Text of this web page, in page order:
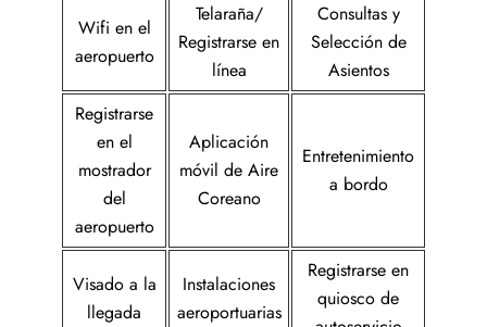
Wifi en el
aeropuerto
Telaraña/
Registrarse en
línea
Consultas y
Selección de
Asientos
Registrarse
en el
mostrador
del
aeropuerto
Aplicación
móvil de Aire
Coreano
Entretenimiento
a bordo
Visado a la
llegada
Instalaciones
aeroportuarias
Registrarse en
quiosco de